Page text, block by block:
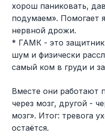
хорош паниковать,
подумаем». Помогает
нервной дрожи.
* ГАМК - это
шум и физически
самый ком в груди и
Вместе они работают
через мозг, другой -
мозг». Итог: тревога
остаётся.